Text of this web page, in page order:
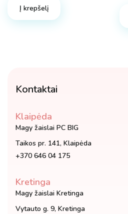
Į krepšelį
Kontaktai
Klaipėda
Magy žaislai PC BIG
Taikos pr. 141, Klaipėda
+370 646 04 175
Kretinga
Magy žaislai Kretinga
Vytauto g. 9, Kretinga